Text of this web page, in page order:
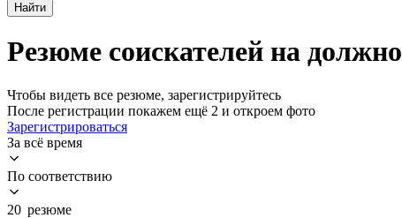
Найти
Резюме соискателей на
Чтобы видеть все резюме, зарегистрируйтесь
После регистрации покажем ещё 2 и откроем фото
Зарегистрироваться
За всё время
По соответствию
20 резюме